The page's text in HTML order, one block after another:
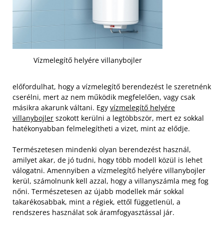
Vízmelegítő helyére villanybojler
előfordulhat, hogy a vízmelegítő berendezést le szeretnénk
cserélni, mert az nem működik megfelelően, vagy csak
másikra akarunk váltani. Egy vízmelegítő helyére
villanybojler szokott kerülni a legtöbbször, mert ez sokkal
hatékonyabban felmelegítheti a vizet, mint az elődje.
Természetesen mindenki olyan berendezést használ,
amilyet akar, de jó tudni, hogy több modell közül is lehet
válogatni. Amennyiben a vízmelegítő helyére villanybojler
kerül, számolnunk kell azzal, hogy a villanyszámla meg fog
nőni. Természetesen az újabb modellek már sokkal
takarékosabbak, mint a régiek, ettől függetlenül, a
rendszeres használat sok áramfogyasztással jár.